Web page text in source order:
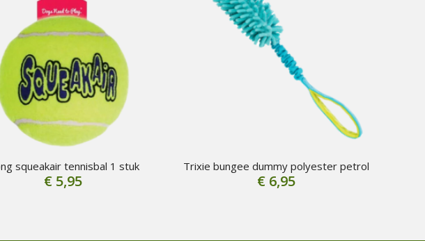
squeakair tennisbal 1 stuk
€ 5,95
Trixie bungee dummy polyester petrol
€6,95